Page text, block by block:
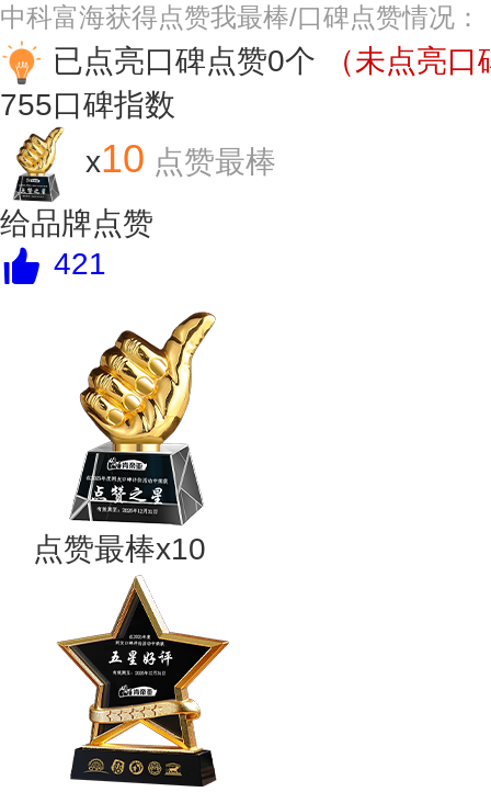
中科富海获得点赞我最棒/口碑点赞情况：
已点亮口碑点赞0个
（未点亮
755口碑指数
x10 点赞最棒
给品牌点赞
421
点赞最棒x10